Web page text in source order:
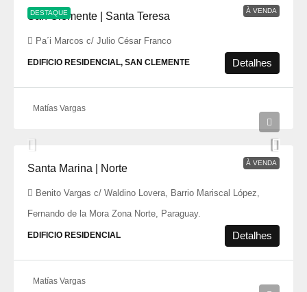
DESTAQUE À VENDA
San Clemente | Santa Teresa
Pa´i Marcos c/ Julio César Franco
EDIFICIO RESIDENCIAL, SAN CLEMENTE Detalhes
Matías Vargas
À VENDA
Santa Marina | Norte
Benito Vargas c/ Waldino Lovera, Barrio Mariscal López,
Fernando de la Mora Zona Norte, Paraguay.
EDIFICIO RESIDENCIAL Detalhes
Matías Vargas